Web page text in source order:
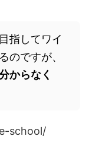
指してワイ
のですが、
からなく
school/